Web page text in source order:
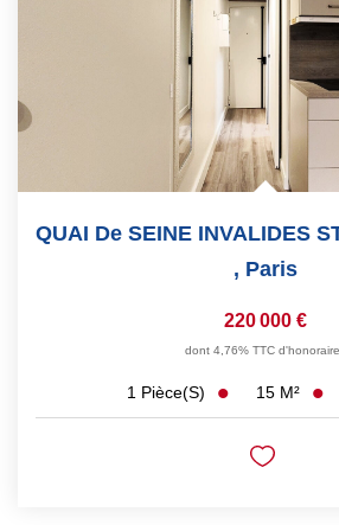
, Paris
220 000 €
dont 4,76% TTC
1 Pièce(s) 15 M²